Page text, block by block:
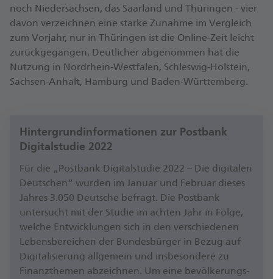
noch Nieder­sachsen, das Saarland und Thüringen - vier
davon verzeichnen eine starke Zu­nahme im Ver­gleich
zum Vor­jahr, nur in Thüringen ist die Online-Zeit leicht
zurück­gegangen. Deut­licher ab­genommen hat die
Nutzung in Nordrhein-Westfalen, Schleswig-Holstein,
Sachsen-Anhalt, Hamburg und Baden-Württemberg.
Hintergrundinformationen zur Postbank
Digitalstudie 2022
Für die „Postbank Digital­studie 2022 – Die digitalen
Deutschen“ wurden im Januar und Februar dieses
Jahres 3.050 Deutsche befragt. Die Postbank
untersucht mit der Studie im achten Jahr in Folge,
welche Ent­wick­lungen sich in den ver­schiedenen
Lebens­bereichen der Bundes­bürger in Bezug auf
Digita­lisierung allgemein und ins­besondere zu
Finanz­themen abzeichnen. Um eine be­völ­kerungs­